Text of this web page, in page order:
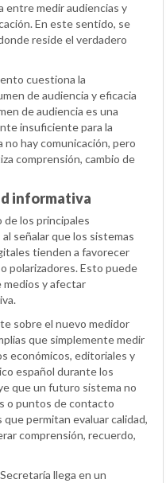
entre medir audiencias y
En este sentido, se
reside el verdadero
cuestiona la
de audiencia y eficacia
de audiencia es una
insuficiente para la
no hay comunicación, pero
comprensión, cambio de
informativa
los principales
señalar que los sistemas
tienden a favorecer
polarizadores. Esto puede
medios y afectar
sobre el nuevo medidor
que simplemente medir
económicos, editoriales y
español durante los
que un futuro sistema no
o puntos de contacto
permitan evaluar calidad,
comprensión, recuerdo,
llega en un